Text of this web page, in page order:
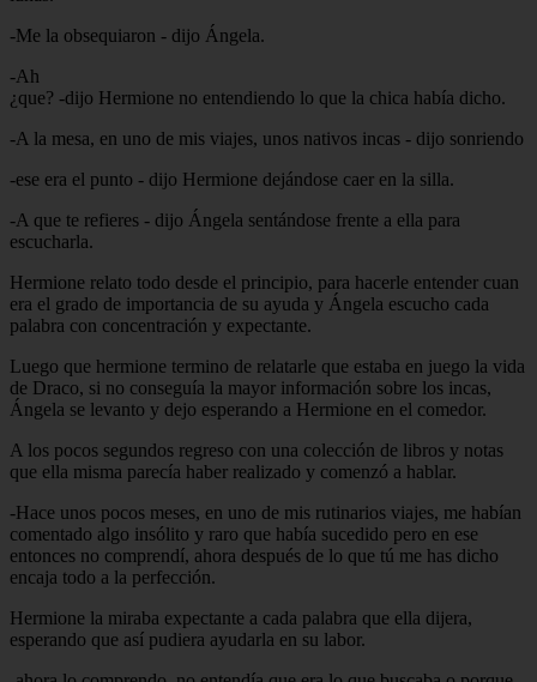
-Me la obsequiaron - dijo Ángela.
-Ah
¿que? -dijo Hermione no entendiendo lo que la chica había dicho.
-A la mesa, en uno de mis viajes, unos nativos incas - dijo sonriendo
-ese era el punto - dijo Hermione dejándose caer en la silla.
-A que te refieres - dijo Ángela sentándose frente a ella para
escucharla.
Hermione relato todo desde el principio, para hacerle entender cuan
era el grado de importancia de su ayuda y Ángela escucho cada
palabra con concentración y expectante.
Luego que hermione termino de relatarle que estaba en juego la vida
de Draco, si no conseguía la mayor información sobre los incas,
Ángela se levanto y dejo esperando a Hermione en el comedor.
A los pocos segundos regreso con una colección de libros y notas
que ella misma parecía haber realizado y comenzó a hablar.
-Hace unos pocos meses, en uno de mis rutinarios viajes, me habían
comentado algo insólito y raro que había sucedido pero en ese
entonces no comprendí, ahora después de lo que tú me has dicho
encaja todo a la perfección.
Hermione la miraba expectante a cada palabra que ella dijera,
esperando que así pudiera ayudarla en su labor.